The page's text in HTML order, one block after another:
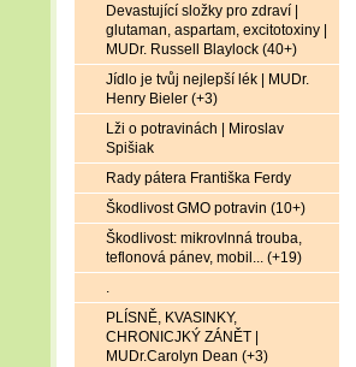
Devastující složky pro zdraví |
glutaman, aspartam, excitotoxiny |
MUDr. Russell Blaylock (40+)
Jídlo je tvůj nejlepší lék | MUDr.
Henry Bieler (+3)
Lži o potravinách | Miroslav
Spišiak
Rady pátera Františka Ferdy
Škodlivost GMO potravin (10+)
Škodlivost: mikrovlnná trouba,
teflonová pánev, mobil... (+19)
.
PLÍSNĚ, KVASINKY,
CHRONICJKÝ ZÁNĚT |
MUDr.Carolyn Dean (+3)